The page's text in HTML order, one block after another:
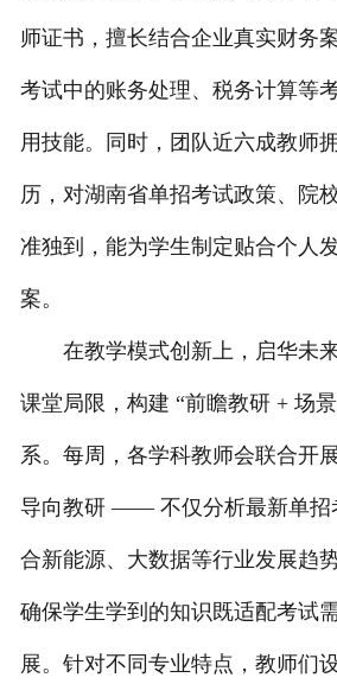
师证书，擅长结合企业真实财务
考试中的账务处理、税务计算等
用技能。同时，团队近六成教师
历，对湖南省单招考试政策、院
准独到，能为学生制定贴合个人
案。
在教学模式创新上，启华未来
课堂局限，构建 “前瞻教研 + 场
系。每周，各学科教师会联合开
导向教研 —— 不仅分析最新单招
合新能源、大数据等行业发展趋
确保学生学到的知识既适配考试
展。针对不同专业特点，教师们